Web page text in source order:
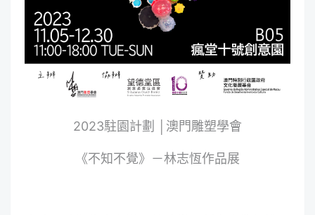
2023駐園計劃 │澳門雕塑學會
《不知不覺》－林志恆作品展